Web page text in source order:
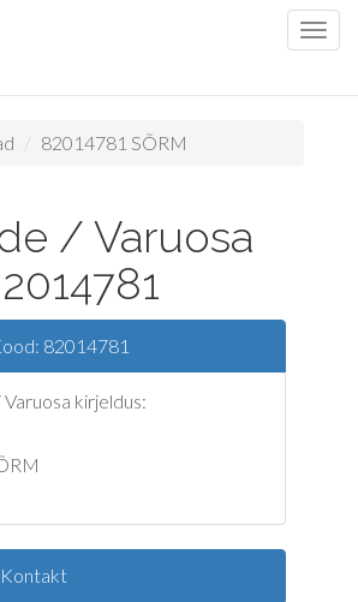
82014781 SÕRM
/ Varuosa
82014781
kirjeldus: